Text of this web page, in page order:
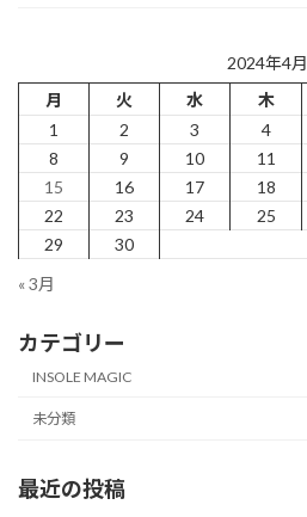
2024年4月
月
火 水 木
1
2 3 4
8
9 10 11
15
16 17 18
22
23 24 25
29
30
« 3月
カテゴリー
INSOLE MAGIC
未分類
最近の投稿